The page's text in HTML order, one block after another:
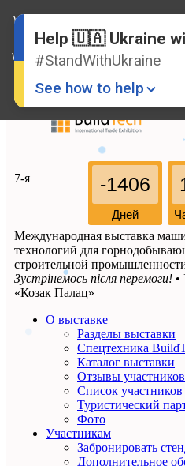
Russian
Ukrainian
-1406
Дней
7-я
Международная выставка
технологий для
строительной
Зустрінемось після перемоги! •
«Козак Палац»
О выставке
Разделы выставки
Спецтехника
Каталог выставки
Отзывы
Список участников
Туристический
Фото
Участникам
Забронировать
Дополнительное
Help 🇺🇦 Ukraine
#StandWithUkraine
See how to help
Donate
Support Ukraine
Share this widget
We use cookies, both our
activity on this site and
with the site. By continuing